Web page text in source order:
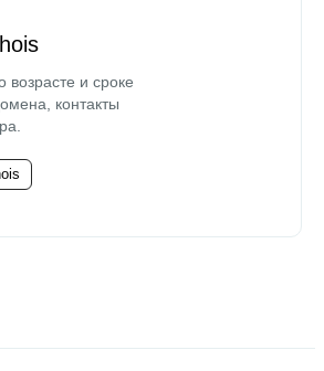
и сроке
контакты